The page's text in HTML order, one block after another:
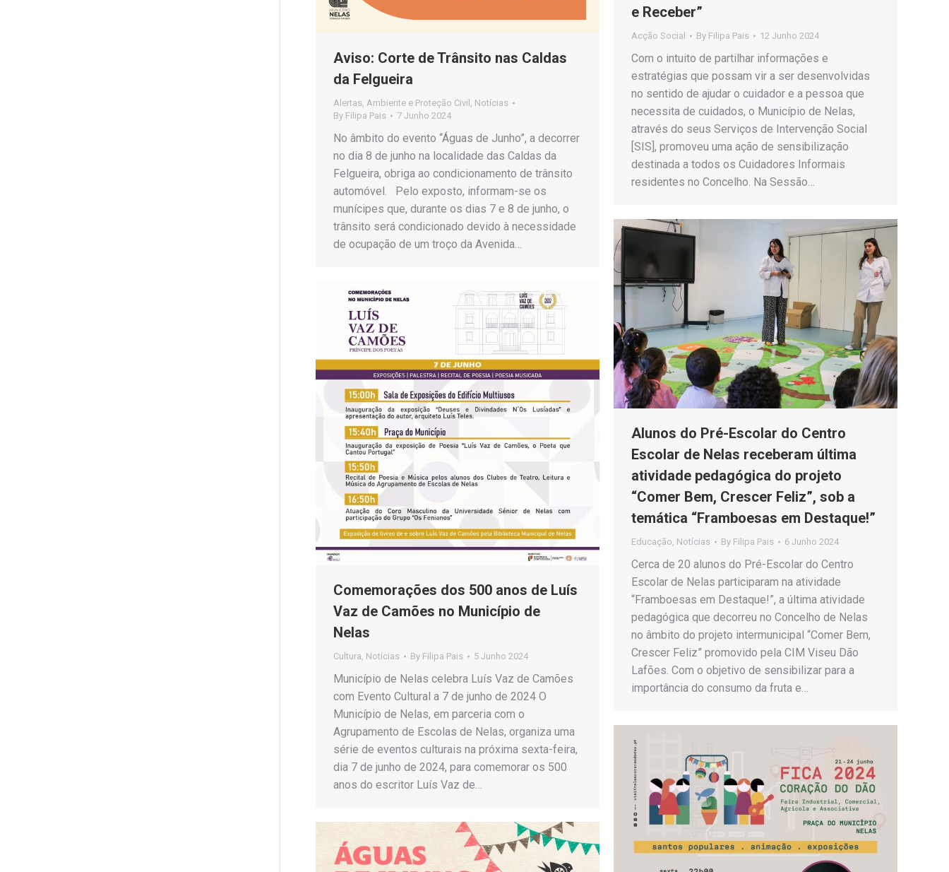
e Receber”
Acção Social By Filipa Pais 12 Junho 2024
Com o intuito de partilhar informações e
estratégias que possam vir a ser desenvolvidas
no sentido de ajudar o cuidador e a pessoa que
necessita de cuidados, o Município de Nelas,
através do seus Serviços de Intervenção Social
[SIS], promoveu uma ação de sensibilização
destinada a todos os Cuidadores Informais
residentes no Concelho. Na Sessão…
Aviso: Corte de Trânsito nas Caldas
da Felgueira
Alertas, Ambiente e Proteção Civil , Notícias
By Filipa Pais 7 Junho 2024
No âmbito do evento “Águas de Junho”, a decorrer
no dia 8 de junho na localidade das Caldas da
Felgueira, obriga ao condicionamento de trânsito
automóvel. Pelo exposto, informam-se os
munícipes que, durante os dias 7 e 8 de junho, o
trânsito será condicionado devido à necessidade
de ocupação de um troço da Avenida…
Alunos do Pré-Escolar do Centro
Escolar de Nelas receberam última
atividade pedagógica do projeto
“Comer Bem, Crescer Feliz”, sob a
temática “Framboesas em Destaque!”
Educação, Notícias By Filipa Pais 6 Junho 2024
Cerca de 20 alunos do Pré-Escolar do Centro
Escolar de Nelas participaram na atividade
“Framboesas em Destaque!”, a última atividade
pedagógica que decorreu no Concelho de Nelas
no âmbito do projeto intermunicipal “Comer Bem,
Crescer Feliz” promovido pela CIM Viseu Dão
Lafões. Com o objetivo de sensibilizar para a
importância do consumo da fruta e…
Comemorações dos 500 anos de Luís
Vaz de Camões no Município de
Nelas
Cultura, Notícias By Filipa Pais 5 Junho 2024
Município de Nelas celebra Luís Vaz de Camões
com Evento Cultural a 7 de junho de 2024 O
Município de Nelas, em parceria com o
Agrupamento de Escolas de Nelas, organiza uma
série de eventos culturais na próxima sexta-feira,
dia 7 de junho de 2024, para comemorar os 500
anos do escritor Luís Vaz de…